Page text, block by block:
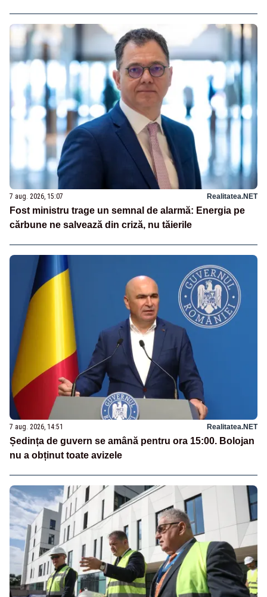
7 aug. 2026, 15:07 Realitatea.NET
Fost ministru trage un semnal de alarmă: Energia pe
cărbune ne salvează din criză, nu tăierile
7 aug. 2026, 14:51 Realitatea.NET
Ședința de guvern se amână pentru ora 15:00. Bolojan
nu a obținut toate avizele